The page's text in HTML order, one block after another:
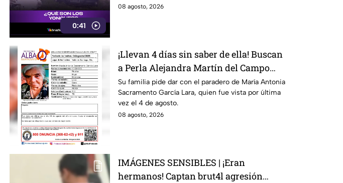
0:41
08 agosto, 2026
¡Llevan 4 días sin saber de ella! Buscan
a Perla Alejandra Martín del Campo
Medina, desaparecida en Guanajuato
Su familia pide dar con el paradero de María Antonia
Sacramento García Lara, quien fue vista por última
vez el 4 de agosto.
08 agosto, 2026
IMÁGENES SENSIBLES | ¡Eran
hermanos! Captan brut4l agresión